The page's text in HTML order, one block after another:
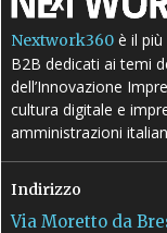
Nextwork360 è il
B2B dedicati ai temi
dell’Innovazione
cultura digitale e
amministrazioni
Indirizzo
Via Moretto da